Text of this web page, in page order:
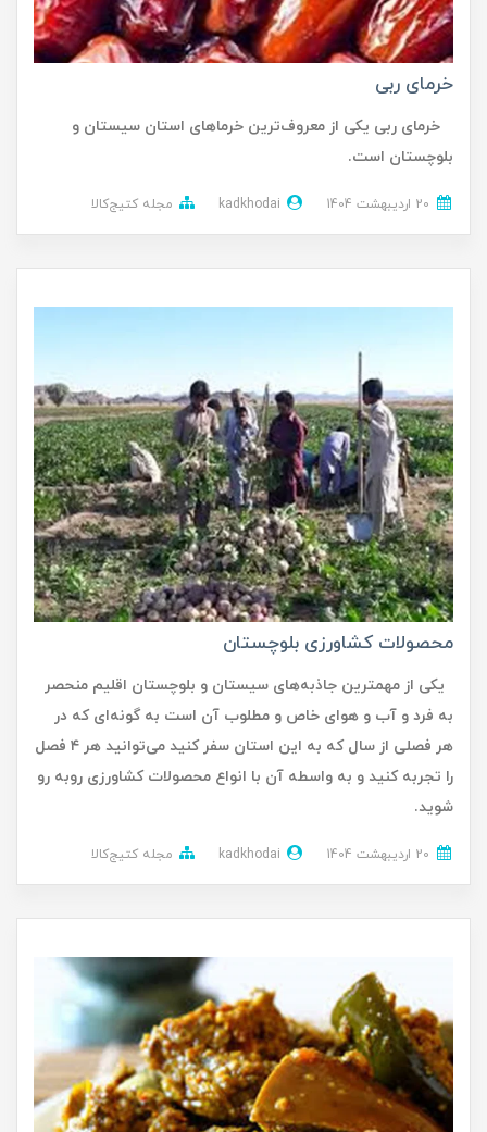
خرمای ربی
خرمای ربی یکی از معروف‌ترین خرماهای استان سیستان و
بلوچستان است.
kadkhodai مجله کتیج‌کالا
محصولات کشاورزی بلوچستان
یکی از مهمترین جاذبه‌های سیستان و بلوچستان اقلیم منحصر
به فرد و آب و هوای خاص و مطلوب آن است به گونه‌ای که در
هر فصلی از سال که به این استان سفر کنید می‌توانید هر ۴ فصل
را تجربه کنید و به واسطه آن با انواع محصولات کشاورزی روبه رو
شوید.
kadkhodai مجله کتیج‌کالا